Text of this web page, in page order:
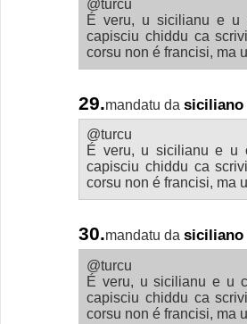
@turcu
É veru, u sicilianu e u
capisciu chiddu ca
corsu non é francisi, ma
29.mandatu da siciliano
@turcu
É veru, u sicilianu e u
capisciu chiddu ca
corsu non é francisi, ma
30.mandatu da siciliano
@turcu
É veru, u sicilianu e u
capisciu chiddu ca
corsu non é francisi, ma